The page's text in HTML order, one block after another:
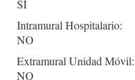
SI
Intramural Hospitalario:
NO
Extramural Unidad Móvil:
NO